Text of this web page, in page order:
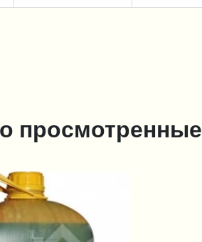
просмотренные